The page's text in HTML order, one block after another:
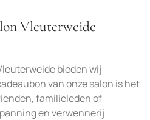
Vleuterweide
bieden wij
van onze salon is het
familieleden of
en verwennerij